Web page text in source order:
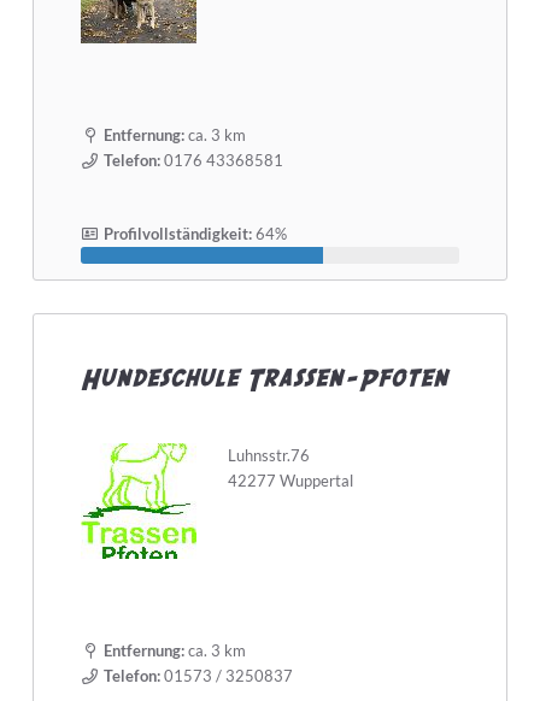
Entfernung:ca. 3 km
Telefon:0176 43368581
Profilvollständigkeit:64%
Hundeschule Trassen-Pfoten
Luhnsstr.76
42277 Wuppertal
Entfernung:ca. 3 km
Telefon:01573 / 3250837